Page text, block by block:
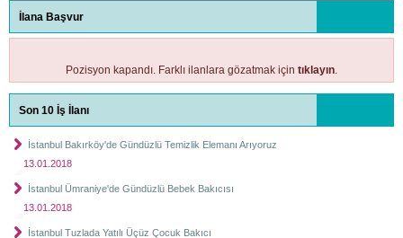
İlana Başvur
Pozisyon kapandı. Farklı ilanlara gözatmak için tıklayın
Son 10 İş İlanı
İstanbul Bakırköy'de Gündüzlü Temizlik Elemanı Arıyoruz
13.01.2018
İstanbul Ümraniye'de Gündüzlü Bebek Bakıcısı
13.01.2018
İstanbul Tuzlada Yatılı Üçüz Çocuk Bakıcı